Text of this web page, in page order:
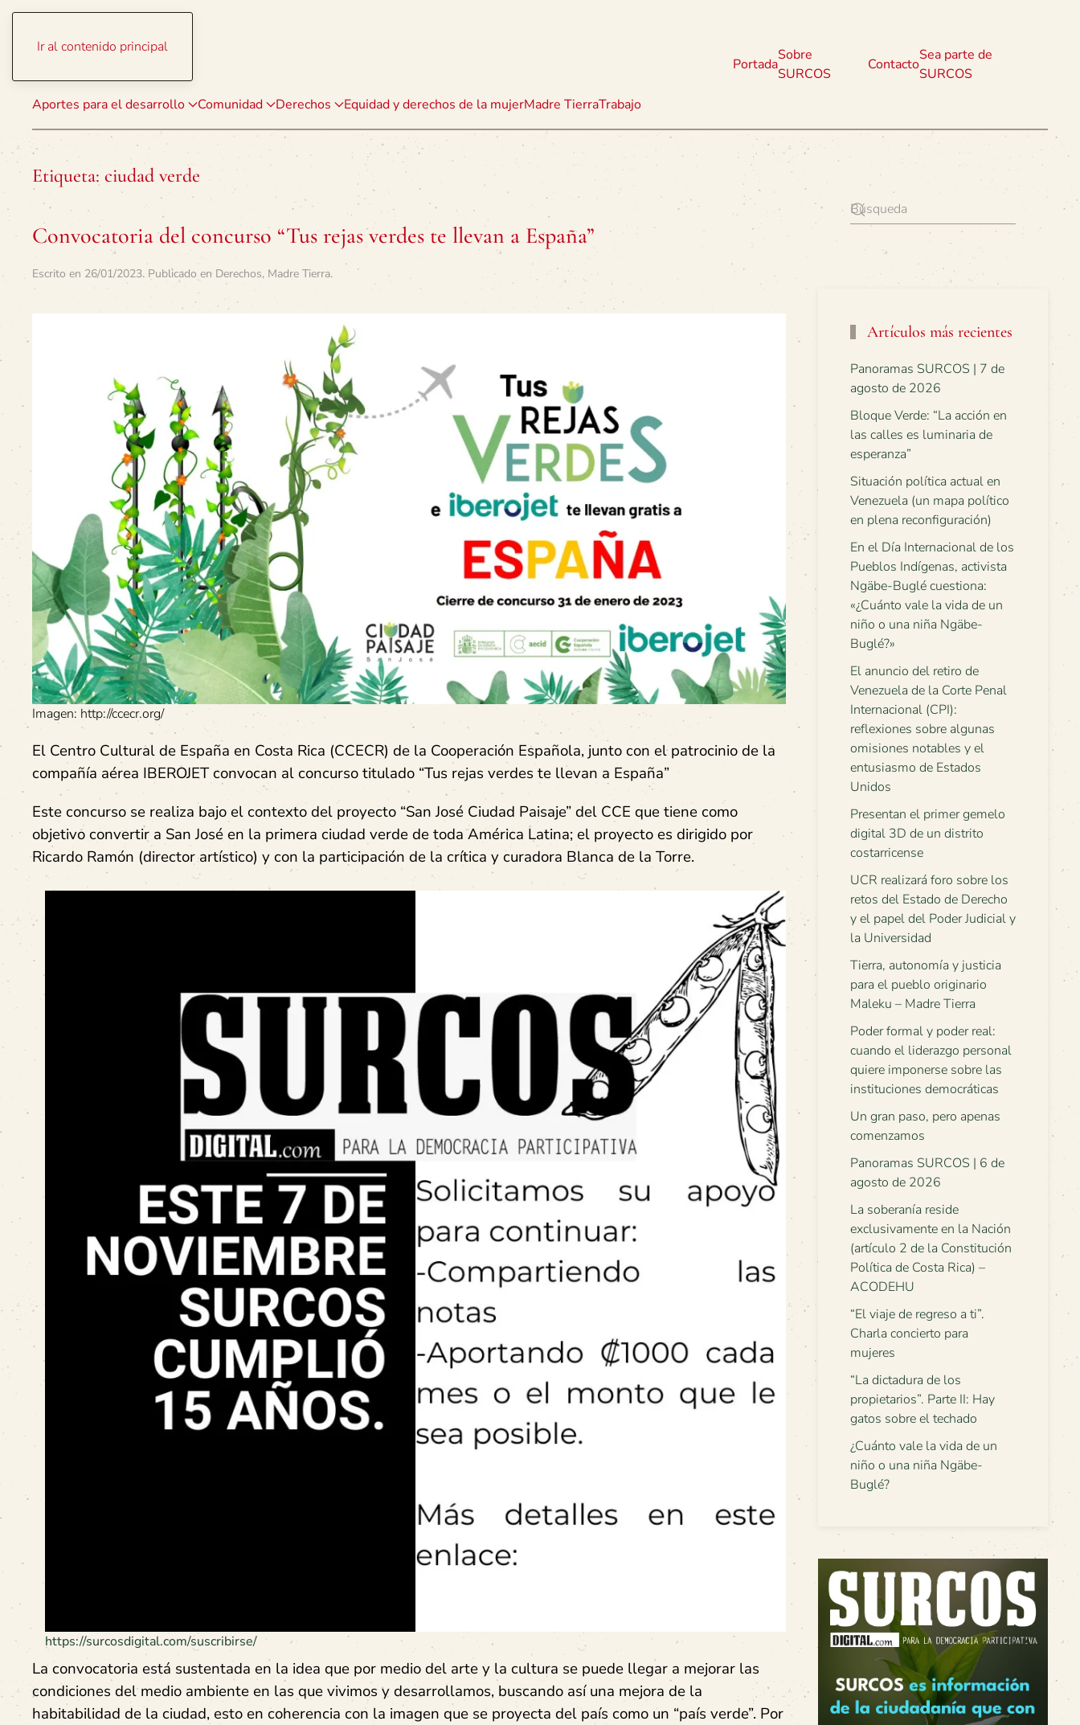
Ir al contenido principal
Aportes para el desarrollo Comunidad Derechos Equidad y derechos de la mujerMadre TierraTrabajo
Portada
Sobre
SURCOS
Contacto
Sea parte de
SURCOS
Etiqueta: ciudad verde
Convocatoria del concurso “Tus rejas verdes te llevan a España”
Escrito en 26/01/2023. Publicado en Derechos, Madre Tierra.
Imagen: http://ccecr.org/
El Centro Cultural de España en Costa Rica (CCECR) de la Cooperación Española, junto con el patrocinio de la
compañía aérea IBEROJET convocan al concurso titulado “Tus rejas verdes te llevan a España”
Este concurso se realiza bajo el contexto del proyecto “San José Ciudad Paisaje” del CCE que tiene como
objetivo convertir a San José en la primera ciudad verde de toda América Latina; el proyecto es dirigido por
Ricardo Ramón (director artístico) y con la participación de la crítica y curadora Blanca de la Torre.
https://surcosdigital.com/suscribirse/
La convocatoria está sustentada en la idea que por medio del arte y la cultura se puede llegar a mejorar las
condiciones del medio ambiente en las que vivimos y desarrollamos, buscando así una mejora de la
habitabilidad de la ciudad, esto en coherencia con la imagen que se proyecta del país como un “país verde”. Por
Artículos más recientes
Panoramas SURCOS | 7 de
agosto de 2026
Bloque Verde: “La acción en
las calles es luminaria de
esperanza”
Situación política actual en
Venezuela (un mapa político
en plena reconfiguración)
En el Día Internacional de los
Pueblos Indígenas, activista
Ngäbe-Buglé cuestiona:
«¿Cuánto vale la vida de un
niño o una niña Ngäbe-
Buglé?»
El anuncio del retiro de
Venezuela de la Corte Penal
Internacional (CPI):
reflexiones sobre algunas
omisiones notables y el
entusiasmo de Estados
Unidos
Presentan el primer gemelo
digital 3D de un distrito
costarricense
UCR realizará foro sobre los
retos del Estado de Derecho
y el papel del Poder Judicial y
la Universidad
Tierra, autonomía y justicia
para el pueblo originario
Maleku – Madre Tierra
Poder formal y poder real:
cuando el liderazgo personal
quiere imponerse sobre las
instituciones democráticas
Un gran paso, pero apenas
comenzamos
Panoramas SURCOS | 6 de
agosto de 2026
La soberanía reside
exclusivamente en la Nación
(artículo 2 de la Constitución
Política de Costa Rica) –
ACODEHU
“El viaje de regreso a ti”.
Charla concierto para
mujeres
“La dictadura de los
propietarios”. Parte II: Hay
gatos sobre el techado
¿Cuánto vale la vida de un
niño o una niña Ngäbe-
Buglé?